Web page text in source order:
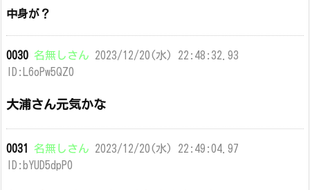
中身が？
0030 名無しさん 2023/12/20(水) 22:48:32.93
ID:L6oPw5QZ0
大浦さん元気かな
0031 名無しさん 2023/12/20(水) 22:49:04.97
ID:bYUD5dpP0